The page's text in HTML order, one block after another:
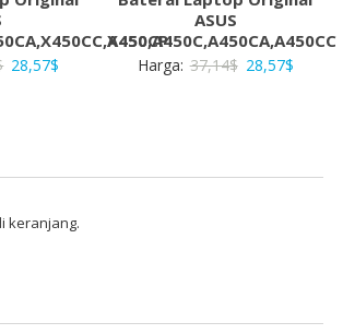
Harga
28,57$
28,57$.
ASUS
A450,A450C,A450CA,A450CC
Harga: 37,14$ Harga
28,57$Harga
28,57$.
keranjang.